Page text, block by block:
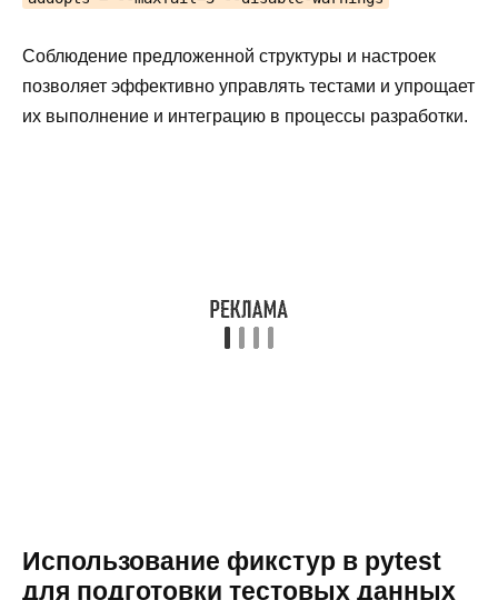
Соблюдение предложенной структуры и настроек
позволяет эффективно управлять тестами и упрощает
их выполнение и интеграцию в процессы разработки.
Использование фикстур в pytest
для подготовки тестовых данных